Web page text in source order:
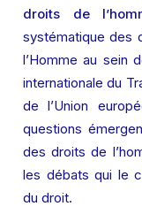
droits de
systématique des
l’Homme au sein
internationale du
de l’Union
questions
des droits de
les débats qui le
du droit.